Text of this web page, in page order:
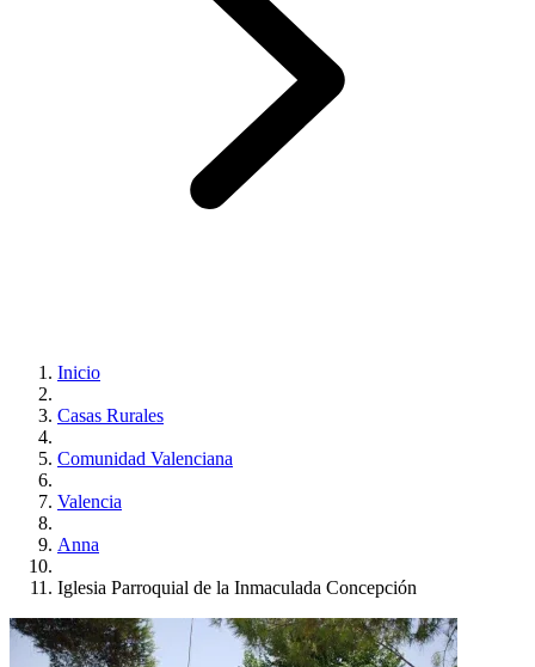
Inicio
Casas Rurales
Comunidad Valenciana
Valencia
Anna
Iglesia Parroquial de la Inmaculada Concepción